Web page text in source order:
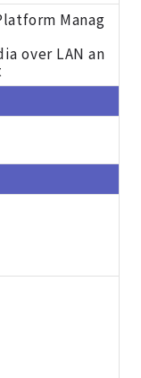
Manag
over LAN an